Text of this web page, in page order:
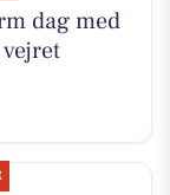
dag med